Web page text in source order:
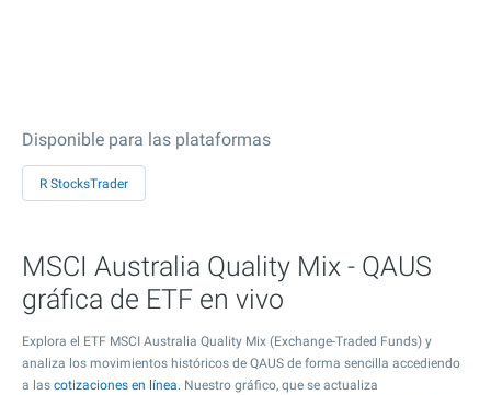
Disponible para las plataformas
R StocksTrader
MSCI Australia Quality Mix - QAUS
gráfica de ETF en vivo
Explora el ETF MSCI Australia Quality Mix (Exchange-Traded Funds) y
analiza los movimientos históricos de QAUS de forma sencilla accediendo
a las cotizaciones en línea. Nuestro gráfico, que se actualiza